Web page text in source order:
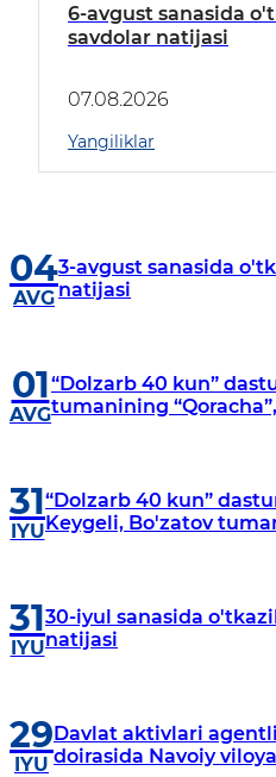
6-avgust sanasida
savdolar natijasi
07.08.2026
Yangiliklar
04
AVG
3-avgust sanasida
natijasi
01
AVG
“Dolzarb 40 kun”
tumanining
31
IYU
“Dolzarb 40 kun”
Keygeli, Bo'zatov
31
IYU
30-iyul sanasida
natijasi
29
IYU
Davlat aktivlari
doirasida Navoiy